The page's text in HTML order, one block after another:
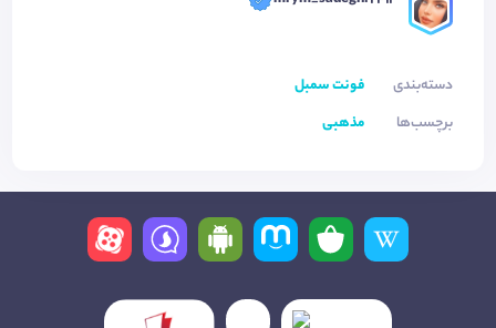
دسته‌بندی
فونت سمبل
برچسب‌ها
مذهبی